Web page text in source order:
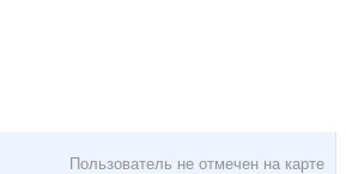
Пользователь не отмечен на карте